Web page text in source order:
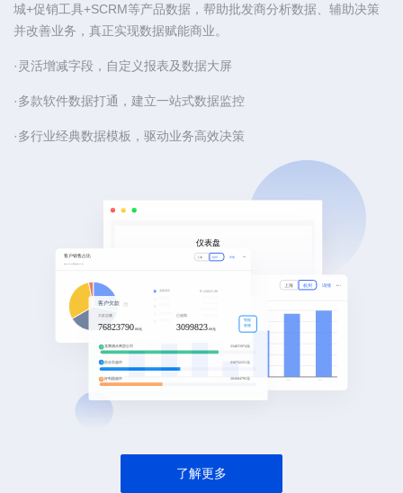
城+促销工具+SCRM等产品数据，帮助批发商分析数据、辅助决策
并改善业务，真正实现数据赋能商业。
·灵活增减字段，自定义报表及数据大屏
·多款软件数据打通，建立一站式数据监控
·多行业经典数据模板，驱动业务高效决策
了解更多